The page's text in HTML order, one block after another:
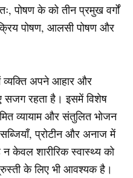
पोषण के को तीन प्रमुख वर्गों
पोषण, आलसी पोषण और
व्यक्ति अपने आहार और
रहता है। इसमें विशेष
व्यायाम और संतुलित भोजन
प्रोटीन और अनाज में
केवल शारीरिक स्वास्थ्य को
के लिए भी आवश्यक है।